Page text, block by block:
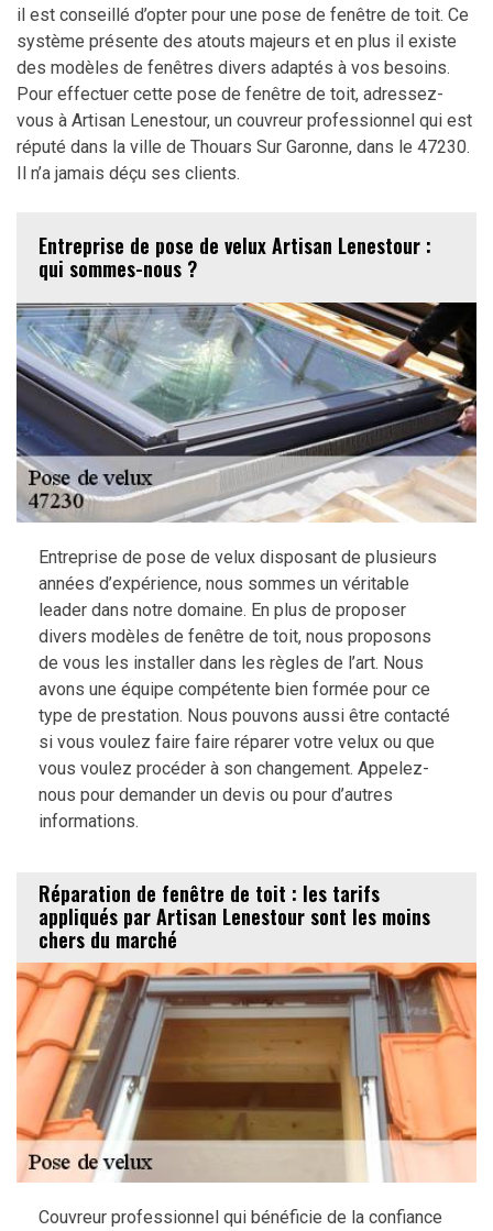
il est conseillé d’opter pour une pose de fenêtre de toit. Ce
système présente des atouts majeurs et en plus il existe
des modèles de fenêtres divers adaptés à vos besoins.
Pour effectuer cette pose de fenêtre de toit, adressez-
vous à Artisan Lenestour, un couvreur professionnel qui est
réputé dans la ville de Thouars Sur Garonne, dans le 47230.
Il n’a jamais déçu ses clients.
Entreprise de pose de velux Artisan Lenestour :
qui sommes-nous ?
Entreprise de pose de velux disposant de plusieurs
années d’expérience, nous sommes un véritable
leader dans notre domaine. En plus de proposer
divers modèles de fenêtre de toit, nous proposons
de vous les installer dans les règles de l’art. Nous
avons une équipe compétente bien formée pour ce
type de prestation. Nous pouvons aussi être contacté
si vous voulez faire faire réparer votre velux ou que
vous voulez procéder à son changement. Appelez-
nous pour demander un devis ou pour d’autres
informations.
Réparation de fenêtre de toit : les tarifs
appliqués par Artisan Lenestour sont les moins
chers du marché
Couvreur professionnel qui bénéficie de la confiance